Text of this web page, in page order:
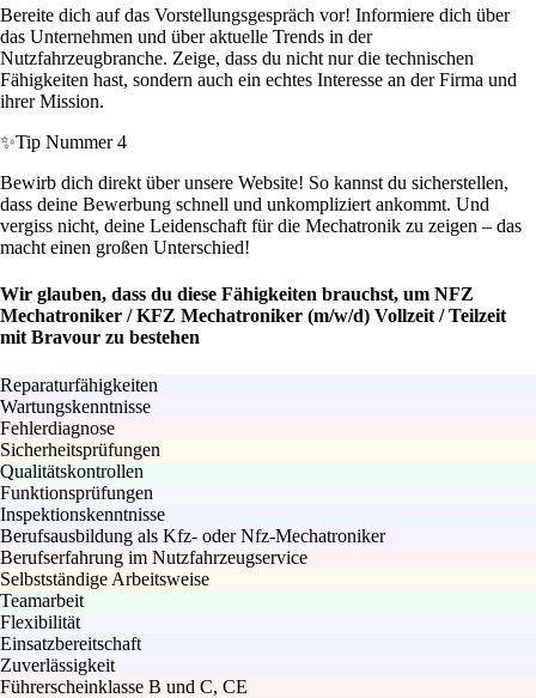
Bereite dich auf das Vorstellungsgespräch vor! Informiere dich über
das Unternehmen und über aktuelle Trends in der
Nutzfahrzeugbranche. Zeige, dass du nicht nur die technischen
Fähigkeiten hast, sondern auch ein echtes Interesse an der Firma und
ihrer Mission.
✨Tip Nummer 4
Bewirb dich direkt über unsere Website! So kannst du sicherstellen,
dass deine Bewerbung schnell und unkompliziert ankommt. Und
vergiss nicht, deine Leidenschaft für die Mechatronik zu zeigen – das
macht einen großen Unterschied!
Wir glauben, dass du diese Fähigkeiten brauchst, um NFZ
Mechatroniker / KFZ Mechatroniker (m/w/d) Vollzeit / Teilzeit
mit Bravour zu bestehen
Reparaturfähigkeiten
Wartungskenntnisse
Fehlerdiagnose
Sicherheitsprüfungen
Qualitätskontrollen
Funktionsprüfungen
Inspektionskenntnisse
Berufsausbildung als Kfz- oder Nfz-Mechatroniker
Berufserfahrung im Nutzfahrzeugservice
Selbstständige Arbeitsweise
Teamarbeit
Flexibilität
Einsatzbereitschaft
Zuverlässigkeit
Führerscheinklasse B und C, CE